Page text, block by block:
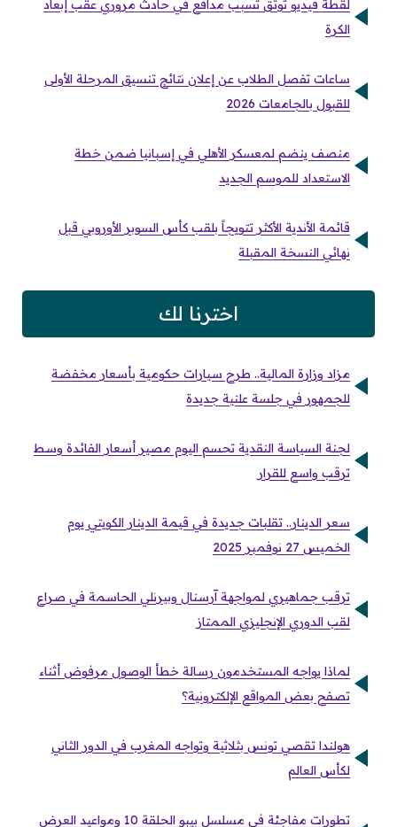
لقطة فيديو توثق تسبب مدافع في حادث مروري عقب إبعاد
الكرة
ساعات تفصل الطلاب عن إعلان نتائج تنسيق المرحلة الأولى
للقبول بالجامعات 2026
منصف ينضم لمعسكر الأهلي في إسبانيا ضمن خطة
الاستعداد للموسم الجديد
قائمة الأندية الأكثر تتويجاً بلقب كأس السوبر الأوروبي قبل
نهائي النسخة المقبلة
اخترنا لك
مزاد وزارة المالية.. طرح سيارات حكومية بأسعار مخفضة
للجمهور في جلسة علنية جديدة
لجنة السياسة النقدية تحسم اليوم مصير أسعار الفائدة وسط
ترقب واسع للقرار
سعر الدينار.. تقلبات جديدة في قيمة الدينار الكويتي يوم
الخميس 27 نوفمبر 2025
ترقب جماهيري لمواجهة آرسنال وبيرنلي الحاسمة في صراع
لقب الدوري الإنجليزي الممتاز
لماذا يواجه المستخدمون رسالة خطأ الوصول مرفوض أثناء
تصفح بعض المواقع الإلكترونية؟
هولندا تقصي تونس بثلاثية وتواجه المغرب في الدور الثاني
لكأس العالم
تطورات مفاجئة في مسلسل بيبو الحلقة 10 ومواعيد العرض